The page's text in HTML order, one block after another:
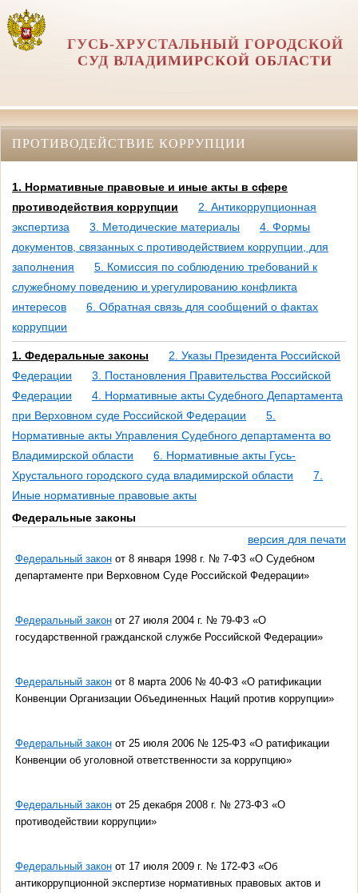
ГУСЬ-ХРУСТАЛЬНЫЙ ГОРОДСКОЙ
СУД ВЛАДИМИРСКОЙ ОБЛАСТИ
ПРОТИВОДЕЙСТВИЕ КОРРУПЦИИ
1. Нормативные правовые и иные акты в сфере
противодействия коррупции
2. Антикоррупционная
экспертиза
3. Методические материалы
4. Формы
документов, связанных с противодействием коррупции, для
заполнения
5. Комиссия по соблюдению требований к
служебному поведению и урегулированию конфликта
интересов
6. Обратная связь для сообщений о фактах
коррупции
1. Федеральные законы
2. Указы Президента Российской
Федерации
3. Постановления Правительства Российской
Федерации
4. Нормативные акты Судебного Департамента
при Верховном суде Российской Федерации
5.
Нормативные акты Управления Судебного департамента во
Владимирской области
6. Нормативные акты Гусь-
Хрустального городского суда владимирской области
7.
Иные нормативные правовые акты
Федеральные законы
версия для печати
Федеральный законот 8 января 1998 г. № 7-ФЗ «О Судебном
департаменте при Верховном Суде Российской Федерации»
Федеральный законот 27 июля 2004 г. № 79-ФЗ «О
государственной гражданской службе Российской Федерации»
Федеральный законот 8 марта 2006 № 40-ФЗ «О ратификации
Конвенции Организации Объединенных Наций против коррупции»
Федеральный законот 25 июля 2006 № 125-ФЗ «О ратификации
Конвенции об уголовной ответственности за коррупцию»
Федеральный законот 25 декабря 2008 г. № 273-ФЗ «О
противодействии коррупции»
Федеральный законот 17 июля 2009 г. № 172-ФЗ «Об
антикоррупционной экспертизе нормативных правовых актов и